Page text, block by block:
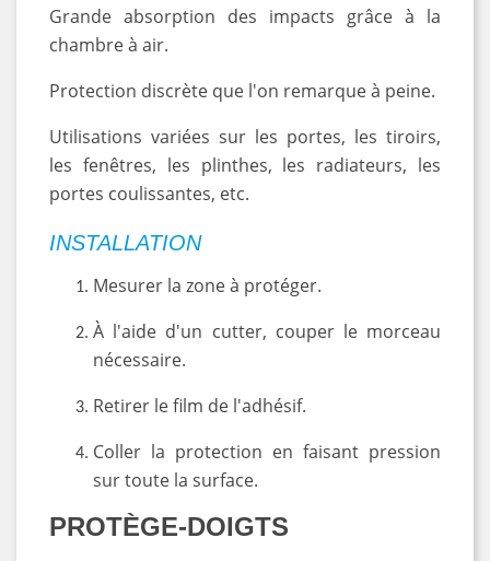
Grande absorption des impacts grâce à la
chambre à air.
Protection discrète que l'on remarque à peine.
Utilisations variées sur les portes, les tiroirs,
les fenêtres, les plinthes, les radiateurs, les
portes coulissantes, etc.
INSTALLATION
Mesurer la zone à protéger.
À l'aide d'un cutter, couper le morceau
nécessaire.
Retirer le film de l'adhésif.
Coller la protection en faisant pression
sur toute la surface.
PROTÈGE-DOIGTS